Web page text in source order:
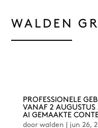
WALDEN
PROFESSIONELE
VANAF 2 AUGUSTUS
AI GEMAAKTE
door walden | jun 26,